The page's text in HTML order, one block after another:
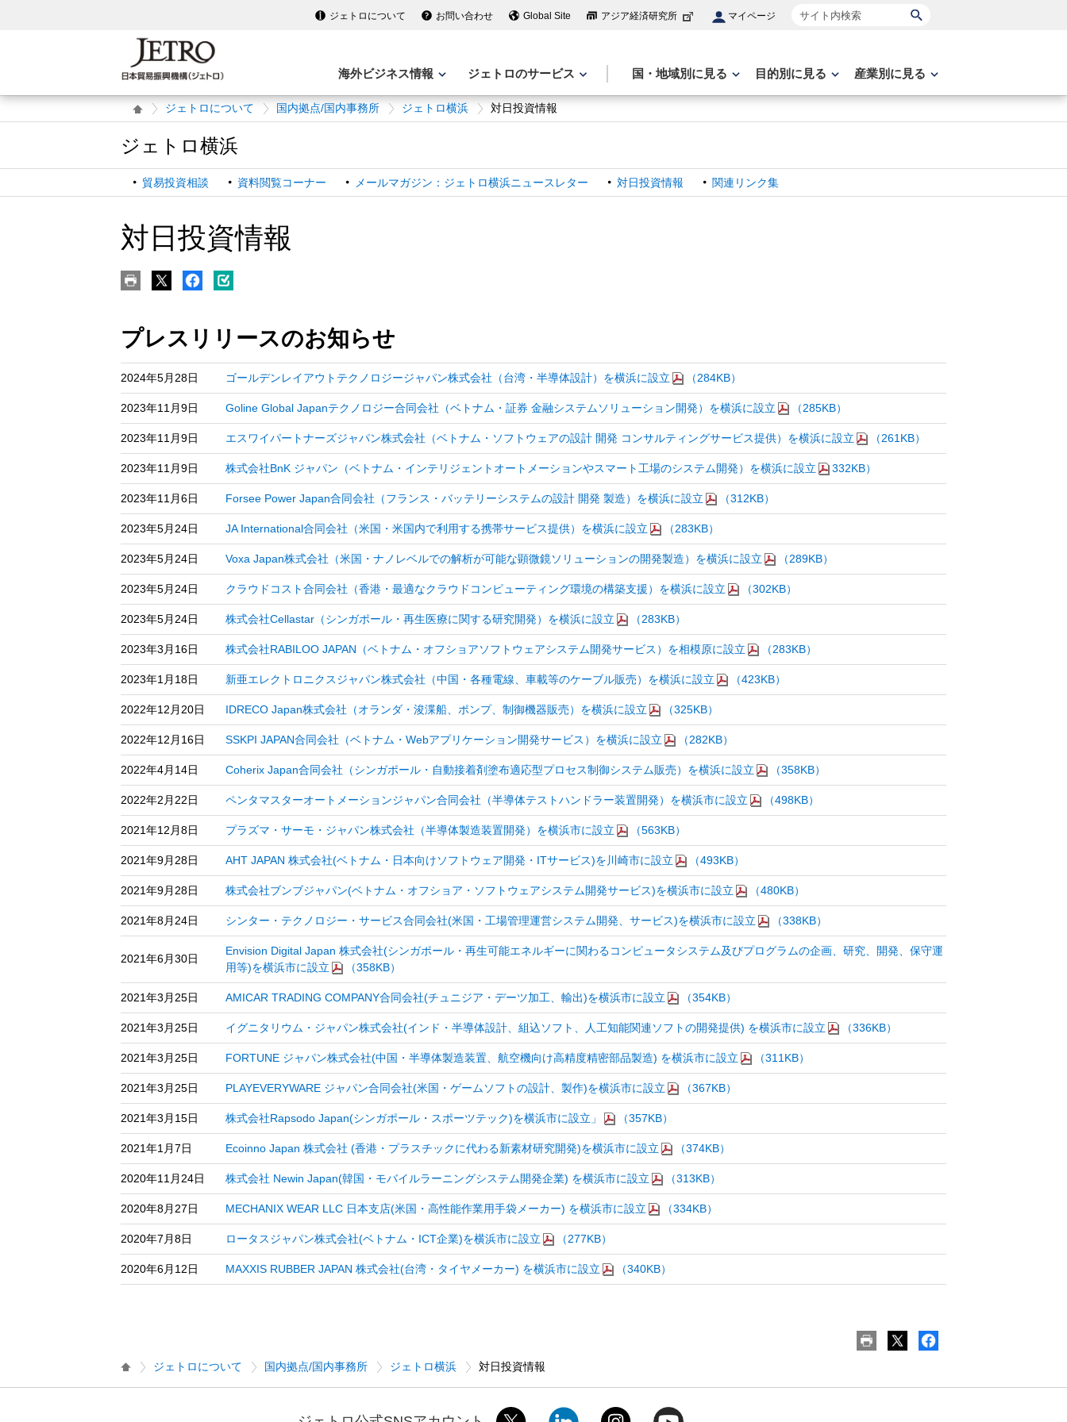
ジェトロについて お問い合わせ Global Site アジア経済研究所 マイページ サイト内検索
海外ビジネス情報 ジェトロのサービス 国・地域別に見る 目的別に見る 産業別に見る
ジェトロについて 国内拠点/国内事務所 ジェトロ横浜 対日投資情報
ジェトロ横浜
貿易投資相談 資料閲覧コーナー メールマガジン：ジェトロ横浜ニュースレター 対日投資情報 関連リンク集
対日投資情報
プレスリリースのお知らせ
2024年5月28日 ゴールデンレイアウトテクノロジージャパン株式会社（台湾・半導体設計）を横浜に設立 （284KB）
2023年11月9日 Goline Global Japanテクノロジー合同会社（ベトナム・証券 金融システムソリューション開発）を横浜に設立 （285KB）
2023年11月9日 エスワイパートナーズジャパン株式会社（ベトナム・ソフトウェアの設計 開発 コンサルティングサービス提供）を横浜に設立 （261KB）
2023年11月9日 株式会社BnK ジャパン（ベトナム・インテリジェントオートメーションやスマート工場のシステム開発）を横浜に設立 332KB）
2023年11月6日 Forsee Power Japan合同会社（フランス・バッテリーシステムの設計 開発 製造）を横浜に設立 （312KB）
2023年5月24日 JA International合同会社（米国・米国内で利用する携帯サービス提供）を横浜に設立 （283KB）
2023年5月24日 Voxa Japan株式会社（米国・ナノレベルでの解析が可能な顕微鏡ソリューションの開発製造）を横浜に設立 （289KB）
2023年5月24日 クラウドコスト合同会社（香港・最適なクラウドコンピューティング環境の構築支援）を横浜に設立 （302KB）
2023年5月24日 株式会社Cellastar（シンガポール・再生医療に関する研究開発）を横浜に設立 （283KB）
2023年3月16日 株式会社RABILOO JAPAN（ベトナム・オフショアソフトウェアシステム開発サービス）を相模原に設立 （283KB）
2023年1月18日 新亜エレクトロニクスジャパン株式会社（中国・各種電線、車載等のケーブル販売）を横浜に設立 （423KB）
2022年12月20日 IDRECO Japan株式会社（オランダ・浚渫船、ポンプ、制御機器販売）を横浜に設立 （325KB）
2022年12月16日 SSKPI JAPAN合同会社（ベトナム・Webアプリケーション開発サービス）を横浜に設立 （282KB）
2022年4月14日 Coherix Japan合同会社（シンガポール・自動接着剤塗布適応型プロセス制御システム販売）を横浜に設立 （358KB）
2022年2月22日 ペンタマスターオートメーションジャパン合同会社（半導体テストハンドラー装置開発）を横浜市に設立 （498KB）
2021年12月8日 プラズマ・サーモ・ジャパン株式会社（半導体製造装置開発）を横浜市に設立 （563KB）
2021年9月28日 AHT JAPAN 株式会社(ベトナム・日本向けソフトウェア開発・ITサービス)を川崎市に設立 （493KB）
2021年9月28日 株式会社ブンブジャパン(ベトナム・オフショア・ソフトウェアシステム開発サービス)を横浜市に設立 （480KB）
2021年8月24日 シンター・テクノロジー・サービス合同会社(米国・工場管理運営システム開発、サービス)を横浜市に設立 （338KB）
2021年6月30日
Envision Digital Japan 株式会社(シンガポール・再生可能エネルギーに関わるコンピュータシステム及びプログラムの企画、研究、開発、保守運
用等)を横浜市に設立
（358KB）
2021年3月25日 AMICAR TRADING COMPANY合同会社(チュニジア・デーツ加工、輸出)を横浜市に設立 （354KB）
2021年3月25日 イグニタリウム・ジャパン株式会社(インド・半導体設計、組込ソフト、人工知能関連ソフトの開発提供) を横浜市に設立 （336KB）
2021年3月25日 FORTUNE ジャパン株式会社(中国・半導体製造装置、航空機向け高精度精密部品製造) を横浜市に設立 （311KB）
2021年3月25日 PLAYEVERYWARE ジャパン合同会社(米国・ゲームソフトの設計、製作)を横浜市に設立 （367KB）
2021年3月15日 株式会社Rapsodo Japan(シンガポール・スポーツテック)を横浜市に設立」 （357KB）
2021年1月7日 Ecoinno Japan 株式会社 (香港・プラスチックに代わる新素材研究開発)を横浜市に設立 （374KB）
2020年11月24日 株式会社 Newin Japan(韓国・モバイルラーニングシステム開発企業) を横浜市に設立 （313KB）
2020年8月27日 MECHANIX WEAR LLC 日本支店(米国・高性能作業用手袋メーカー) を横浜市に設立 （334KB）
2020年7月8日 ロータスジャパン株式会社(ベトナム・ICT企業)を横浜市に設立 （277KB）
2020年6月12日 MAXXIS RUBBER JAPAN 株式会社(台湾・タイヤメーカー) を横浜市に設立 （340KB）
ジェトロについて 国内拠点/国内事務所 ジェトロ横浜 対日投資情報